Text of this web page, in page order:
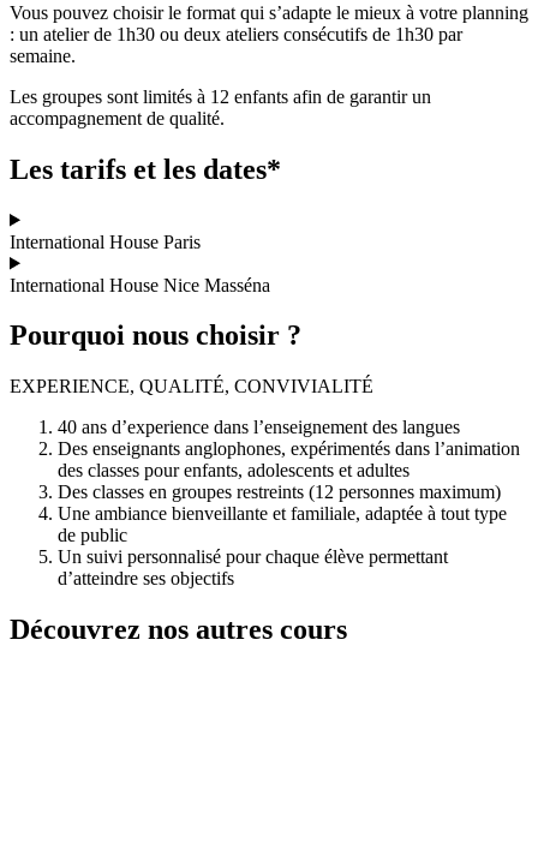
Vous pouvez choisir le format qui s’adapte le mieux à votre planning
: un atelier de 1h30 ou deux ateliers consécutifs de 1h30 par
semaine.
Les groupes sont limités à 12 enfants afin de garantir un
accompagnement de qualité.
Les tarifs et les dates*
International House Paris
International House Nice Masséna
Pourquoi nous choisir ?
EXPERIENCE, QUALITÉ, CONVIVIALITÉ
40 ans d’experience dans l’enseignement des langues
Des enseignants anglophones, expérimentés dans l’animation
des classes pour enfants, adolescents et adultes
Des classes en groupes restreints (12 personnes maximum)
Une ambiance bienveillante et familiale, adaptée à tout type
de public
Un suivi personnalisé pour chaque élève permettant
d’atteindre ses objectifs
Découvrez nos autres cours